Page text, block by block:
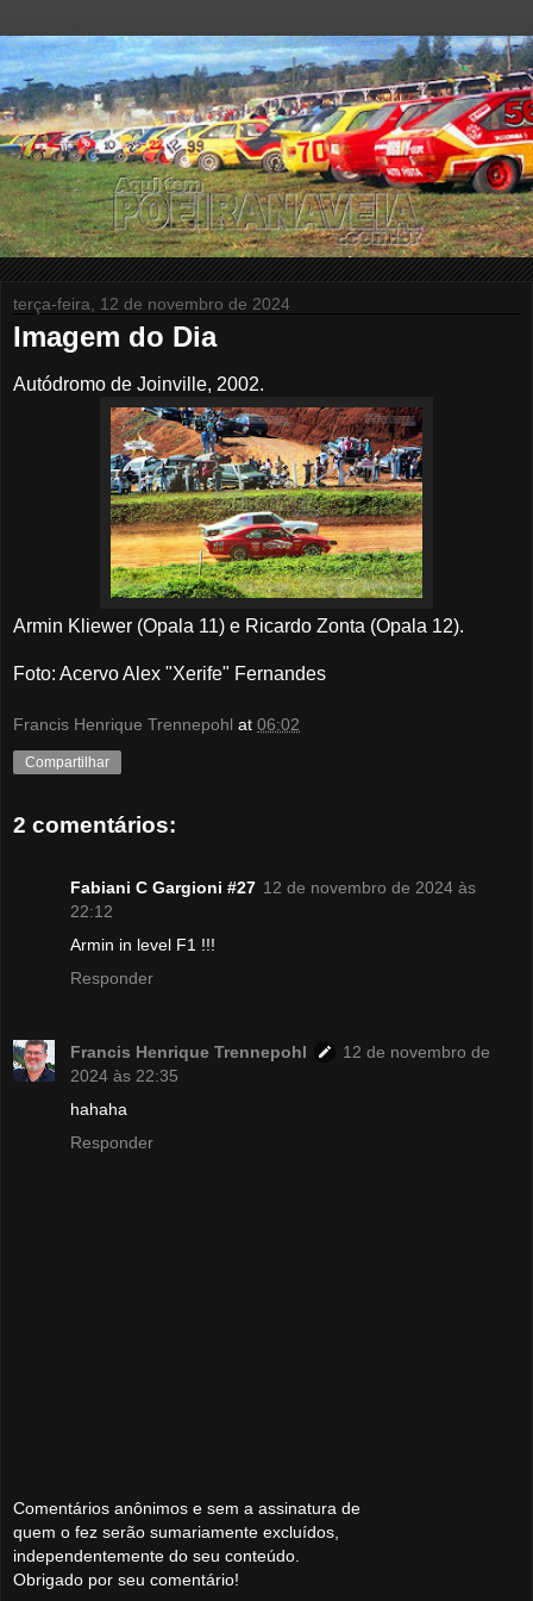
terça-feira, 12 de novembro de 2024
Imagem do Dia
Autódromo de Joinville, 2002.
Armin Kliewer (Opala 11) e Ricardo Zonta (Opala 12).
Foto: Acervo Alex "Xerife" Fernandes
Francis Henrique Trennepohl at 06:02
Compartilhar
2 comentários:
Fabiani C Gargioni #27 12 de novembro de 2024 às
22:12
Armin in level F1 !!!
Responder
Francis Henrique Trennepohl
12 de novembro de
2024 às 22:35
hahaha
Responder
Comentários anônimos e sem a assinatura de
quem o fez serão sumariamente excluídos,
independentemente do seu conteúdo.
Obrigado por seu comentário!